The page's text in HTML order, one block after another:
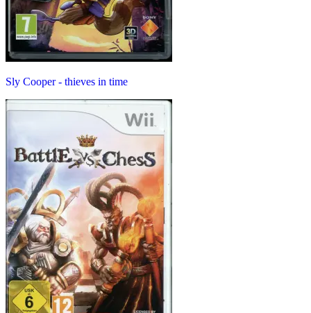
Sly Cooper - thieves in time